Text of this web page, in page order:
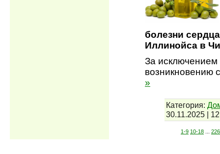
болезни
Иллинойса в
За
возникновению
»
Категория:
30.11.2025 |
1-9 10-18